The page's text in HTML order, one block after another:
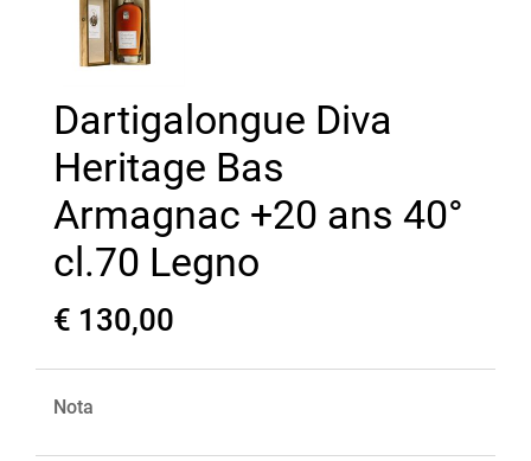
Dartigalongue Diva
Heritage Bas
Armagnac +20 ans 40°
cl.70 Legno
€ 130,00
Nota